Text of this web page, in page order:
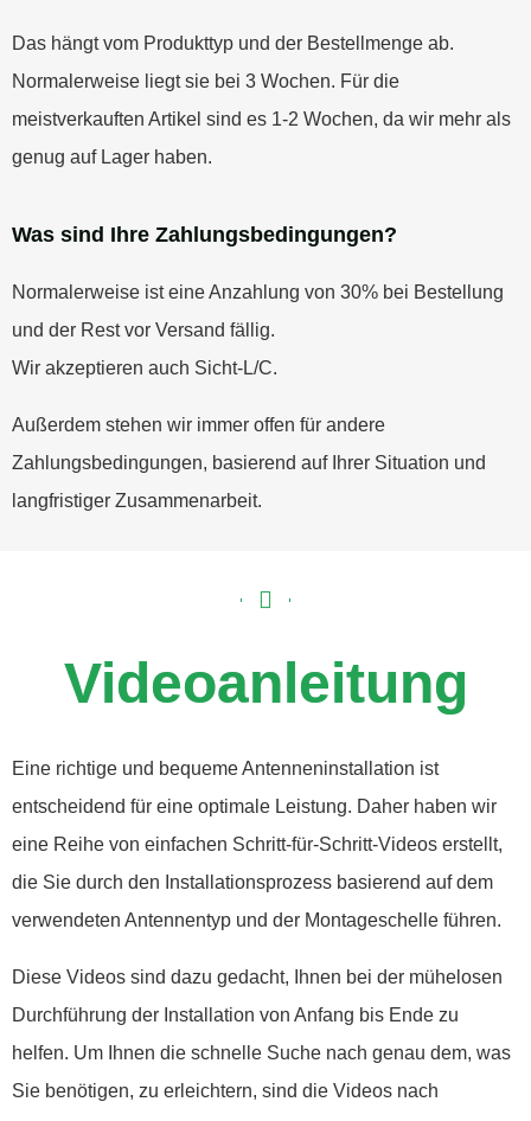
Das hängt vom Produkttyp und der Bestellmenge ab.
Normalerweise liegt sie bei 3 Wochen. Für die
meistverkauften Artikel sind es 1-2 Wochen, da wir mehr als
genug auf Lager haben.
Was sind Ihre Zahlungsbedingungen?
Normalerweise ist eine Anzahlung von 30% bei Bestellung
und der Rest vor Versand fällig.
Wir akzeptieren auch Sicht-L/C.
Außerdem stehen wir immer offen für andere
Zahlungsbedingungen, basierend auf Ihrer Situation und
langfristiger Zusammenarbeit.
Videoanleitung
Eine richtige und bequeme Antenneninstallation ist
entscheidend für eine optimale Leistung. Daher haben wir
eine Reihe von einfachen Schritt-für-Schritt-Videos erstellt,
die Sie durch den Installationsprozess basierend auf dem
verwendeten Antennentyp und der Montageschelle führen.
Diese Videos sind dazu gedacht, Ihnen bei der mühelosen
Durchführung der Installation von Anfang bis Ende zu
helfen. Um Ihnen die schnelle Suche nach genau dem, was
Sie benötigen, zu erleichtern, sind die Videos nach